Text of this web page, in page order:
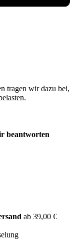
tragen wir dazu bei,
beantworten
ab 39,00 €